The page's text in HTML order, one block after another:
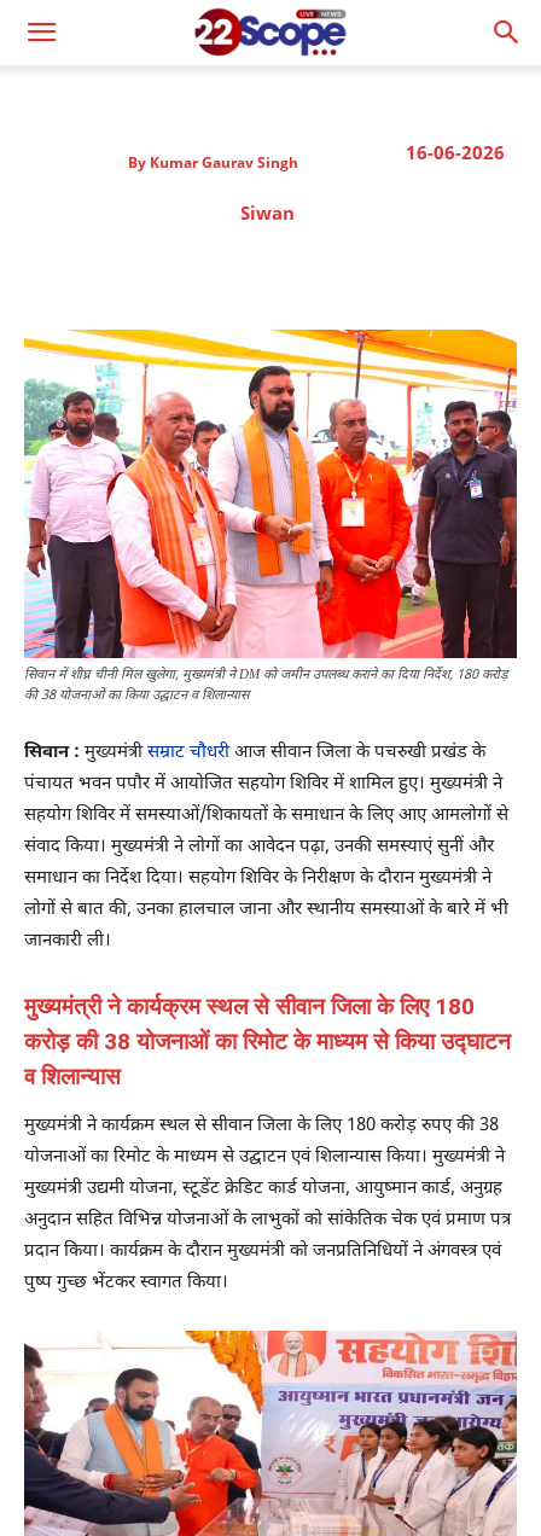
16-06-2026
By Kumar Gaurav Singh
Siwan
सिवान में शीघ्र चीनी मिल खुलेगा, मुख्यमंत्री ने DM को जमीन उपलब्ध कराने का दिया निर्देश, 180 करोड़
की 38 योजनाओं का किया उद्घाटन व शिलान्यास
सिवान : मुख्यमंत्री सम्राट चौधरीआज सीवान जिला के पचरुखी प्रखंड के
पंचायत भवन पपौर में आयोजित सहयोग शिविर में शामिल हुए। मुख्यमंत्री ने
सहयोग शिविर में समस्याओं/शिकायतों के समाधान के लिए आए आमलोगों से
संवाद किया। मुख्यमंत्री ने लोगों का आवेदन पढ़ा, उनकी समस्याएं सुनीं और
समाधान का निर्देश दिया। सहयोग शिविर के निरीक्षण के दौरान मुख्यमंत्री ने
लोगों से बात की, उनका हालचाल जाना और स्थानीय समस्याओं के बारे में भी
जानकारी ली।
मुख्यमंत्री ने कार्यक्रम स्थल से सीवान जिला के लिए 180
करोड़ की 38 योजनाओं का रिमोट के माध्यम से किया उद्घाटन
व शिलान्यास
मुख्यमंत्री ने कार्यक्रम स्थल से सीवान जिला के लिए 180 करोड़ रुपए की 38
योजनाओं का रिमोट के माध्यम से उद्घाटन एवं शिलान्यास किया। मुख्यमंत्री ने
मुख्यमंत्री उद्यमी योजना, स्टूडेंट क्रेडिट कार्ड योजना, आयुष्मान कार्ड, अनुग्रह
अनुदान सहित विभिन्न योजनाओं के लाभुकों को सांकेतिक चेक एवं प्रमाण पत्र
प्रदान किया। कार्यक्रम के दौरान मुख्यमंत्री को जनप्रतिनिधियों ने अंगवस्त्र एवं
पुष्प गुच्छ भेंटकर स्वागत किया।